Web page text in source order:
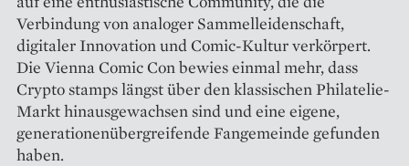
Verbindung von analoger Sammelleidenschaft,
digitaler Innovation und Comic-Kultur verkörpert.
Die Vienna Comic Con bewies einmal mehr, dass
Crypto stamps längst über den klassischen Philatelie-
Markt hinausgewachsen sind und eine eigene,
generationenübergreifende Fangemeinde gefunden
haben.